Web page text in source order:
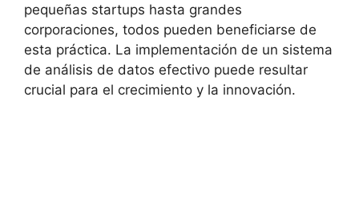
pequeñas startups hasta grandes
corporaciones, todos pueden beneficiarse de
esta práctica. La implementación de un sistema
de análisis de datos efectivo puede resultar
crucial para el crecimiento y la innovación.